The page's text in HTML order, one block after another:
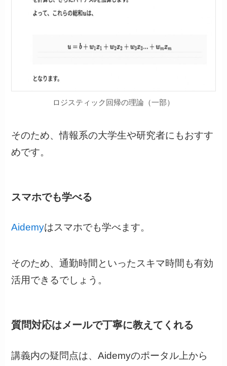
ロジスティック回帰の理論（一部）
そのため、情報系の大学生や研究者にもおすす
めです。
スマホでも学べる
Aidemyはスマホでも学べます。
そのため、通勤時間といったスキマ時間も有効
活用できるでしょう。
質問対応はメールで丁寧に教えてくれる
講義内の疑問点は、Aidemyのポータル上から